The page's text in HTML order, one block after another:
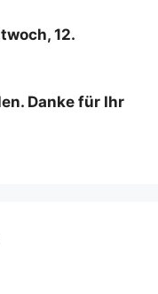
12.
Danke für Ihr